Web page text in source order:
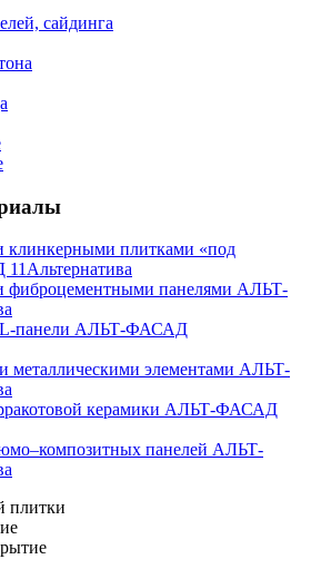
сайдинга
клинкерными плитками «под
Альтернатива
фиброцементными панелями АЛЬТ-
панели АЛЬТ-ФАСАД
металлическими элементами АЛЬТ-
керамики АЛЬТ-ФАСАД
панелей АЛЬТ-
плитки